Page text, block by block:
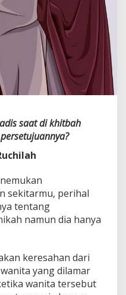
saat di khitbah
sekitarmu, perihal
tentang
namun dia hanya
keresahan dari
yang dilamar
wanita tersebut